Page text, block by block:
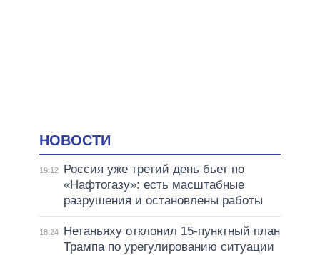
НОВОСТИ
19:12
Россия уже третий день бьет по
«Нафтогазу»: есть масштабные
разрушения и остановлены работы
18:24
Нетаньяху отклонил 15-пунктный план
Трампа по урегулированию ситуации